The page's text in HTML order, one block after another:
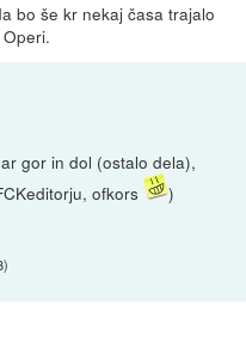
bo še kr nekaj časa trajalo
gor in dol (ostalo dela),
ofkors
)
)